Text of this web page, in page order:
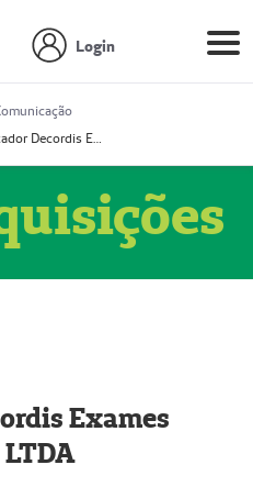
Login
Prestador Decordis Exames Cardiológicos LTDA (51004347-4)
Exames